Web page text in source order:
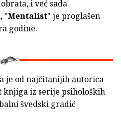
i već sada
"Mentalist" je proglašen
godine.
je od najčitanijih autorica
knjiga iz serije psiholoških
švedski gradić